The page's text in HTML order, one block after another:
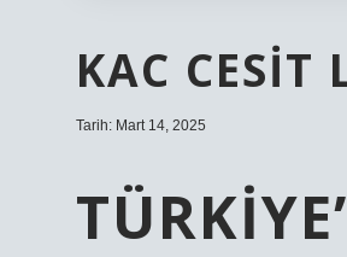
KAC
Tarih: Mart 14, 2025